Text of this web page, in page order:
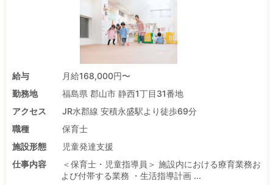
給与
月給168,000円〜
勤務地
福島県 郡山市 静西1丁目31番地
アクセス
JR水郡線 安積永盛駅より徒歩69分
職種
保育士
施設形態
児童発達支援
仕事内容
＜保育士・児童指導員＞ 施設内における療育業務お
よび付帯する業務 ・生活指導計画 ...